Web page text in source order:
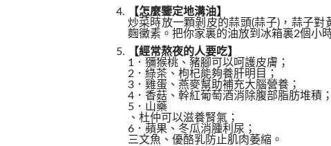
【怎麼鑒定地溝油】
炒菜時放一顆剝皮的蒜頭(蒜子)，蒜子
麴黴素。把你家裏的油放到冰箱裏2個小
【經常熬夜的人要吃】
1．獼猴桃、豬腳可以呵護皮膚；
2．綠茶、枸杞能夠養肝明目；
3．雞蛋、燕麥幫助補充大腦營養；
4．香菇、幹紅葡萄酒消除腹部脂肪堆積；
5．山藥
、杜仲可以滋養腎氣；
6．蘋果、冬瓜消腫利尿；
三文魚、優酪乳防止肌肉萎縮。